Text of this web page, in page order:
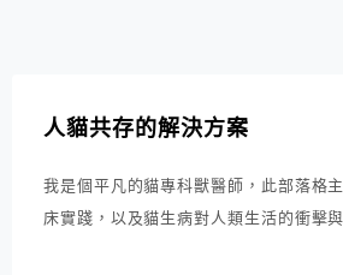
人貓共存的解決方案
我是個平凡的貓專科獸醫師，此部落格
床實踐，以及貓生病對人類生活的衝擊